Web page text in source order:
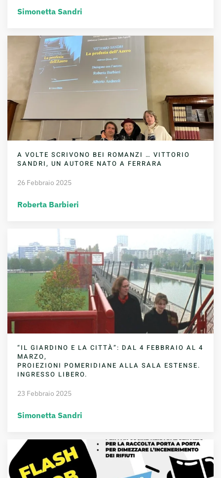
Simonetta Sandri
A VOLTE SCRIVONO BEI ROMANZI … VITTORIO
SANDRI, UN AUTORE NATO A FERRARA
26 Febbraio 2025
Roberta Barbieri
“IL GIARDINO E LA CITTÀ”: DAL 4 FEBBRAIO AL 4
MARZO,
PROIEZIONI POMERIDIANE ALLA SALA ESTENSE.
INGRESSO LIBERO.
23 Febbraio 2025
Simonetta Sandri